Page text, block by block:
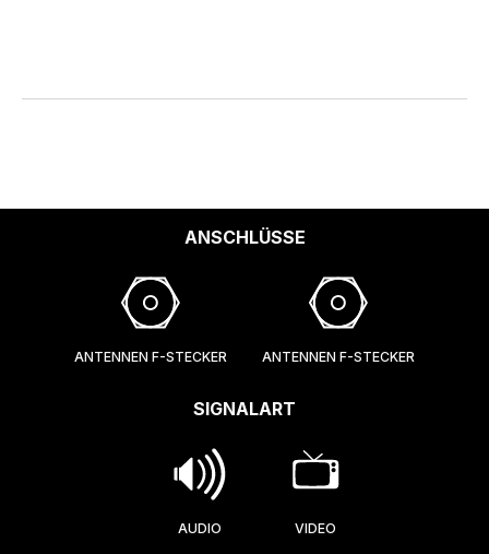
ANSCHLÜSSE
ANTENNEN F-STECKER ANTENNEN F-STECKER
SIGNALART
AUDIO VIDEO